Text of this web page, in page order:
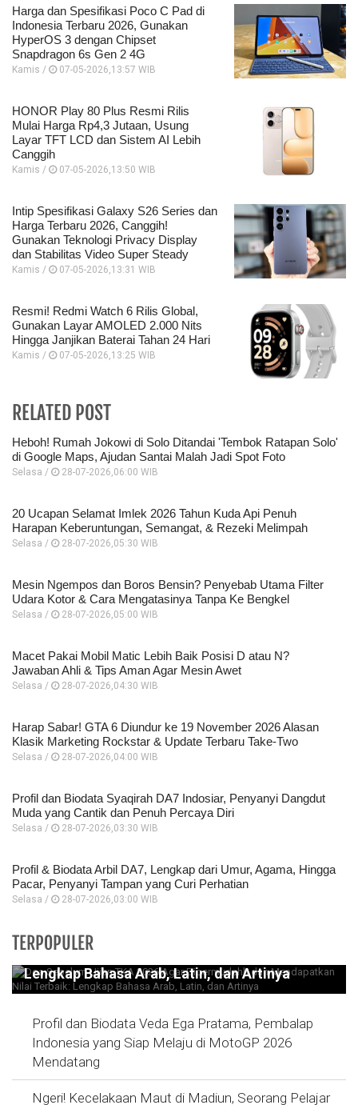
Harga dan Spesifikasi Poco C Pad di
Indonesia Terbaru 2026, Gunakan
HyperOS 3 dengan Chipset
Snapdragon 6s Gen 2 4G
Kamis / 07-05-2026,13:57 WIB
HONOR Play 80 Plus Resmi Rilis
Mulai Harga Rp4,3 Jutaan, Usung
Layar TFT LCD dan Sistem AI Lebih
Canggih
Kamis / 07-05-2026,13:50 WIB
Intip Spesifikasi Galaxy S26 Series dan
Harga Terbaru 2026, Canggih!
Gunakan Teknologi Privacy Display
dan Stabilitas Video Super Steady
Kamis / 07-05-2026,13:31 WIB
Resmi! Redmi Watch 6 Rilis Global,
Gunakan Layar AMOLED 2.000 Nits
Hingga Janjikan Baterai Tahan 24 Hari
Kamis / 07-05-2026,13:25 WIB
RELATED POST
Heboh! Rumah Jokowi di Solo Ditandai 'Tembok Ratapan Solo'
di Google Maps, Ajudan Santai Malah Jadi Spot Foto
Selasa / 28-07-2026,06:00 WIB
20 Ucapan Selamat Imlek 2026 Tahun Kuda Api Penuh
Harapan Keberuntungan, Semangat, & Rezeki Melimpah
Selasa / 28-07-2026,05:30 WIB
Mesin Ngempos dan Boros Bensin? Penyebab Utama Filter
Udara Kotor & Cara Mengatasinya Tanpa Ke Bengkel
Selasa / 28-07-2026,05:00 WIB
Macet Pakai Mobil Matic Lebih Baik Posisi D atau N?
Jawaban Ahli & Tips Aman Agar Mesin Awet
Selasa / 28-07-2026,04:30 WIB
Harap Sabar! GTA 6 Diundur ke 19 November 2026 Alasan
Klasik Marketing Rockstar & Update Terbaru Take-Two
Selasa / 28-07-2026,04:00 WIB
Profil dan Biodata Syaqirah DA7 Indosiar, Penyanyi Dangdut
Muda yang Cantik dan Penuh Percaya Diri
Selasa / 28-07-2026,03:30 WIB
Profil & Biodata Arbil DA7, Lengkap dari Umur, Agama, Hingga
Pacar, Penyanyi Tampan yang Curi Perhatian
Selasa / 28-07-2026,03:00 WIB
TERPOPULER
Doa Sebelum Ujian TKA 2026 Agar
Dipermudahh dan Mendapatkan Nilai Terbaik:
Lengkap Bahasa Arab, Latin, dan Artinya
Profil dan Biodata Veda Ega Pratama, Pembalap
Indonesia yang Siap Melaju di MotoGP 2026
Mendatang
Ngeri! Kecelakaan Maut di Madiun, Seorang Pelajar